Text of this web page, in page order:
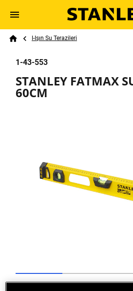
Skip to main
Search
Breadcrumb
I-Işın Su Terazileri
Go to slide 1 Go to slide 2 Go to
1-43-553
STANLEY FATMAX
60CM